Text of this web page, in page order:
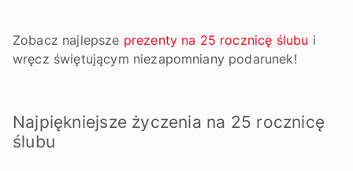
Zobacz najlepsze prezenty na 25 rocznicę ślubu i
wręcz świętującym niezapomniany podarunek!
Najpiękniejsze życzenia na 25 rocznicę
ślubu